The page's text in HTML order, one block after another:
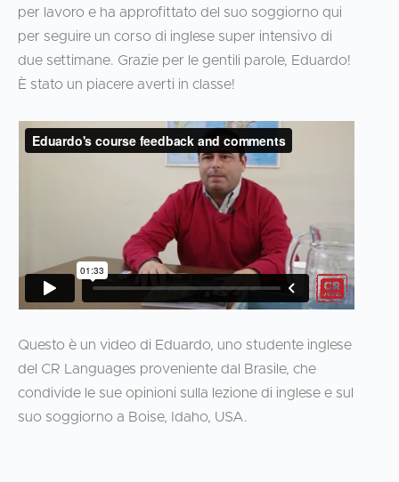
per lavoro e ha approfittato del suo soggiorno qui
per seguire un corso di inglese super intensivo di
due settimane. Grazie per le gentili parole, Eduardo!
È stato un piacere averti in classe!
Questo è un video di Eduardo, uno studente inglese
del CR Languages proveniente dal Brasile, che
condivide le sue opinioni sulla lezione di inglese e sul
suo soggiorno a Boise, Idaho, USA.